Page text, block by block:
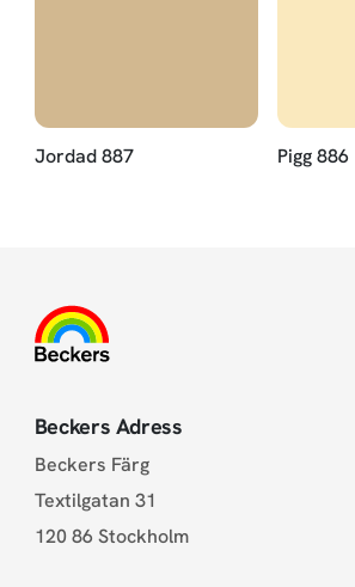
Jordad 887 Pigg 886
Beckers Adress
Beckers Färg
Textilgatan 31
120 86 Stockholm